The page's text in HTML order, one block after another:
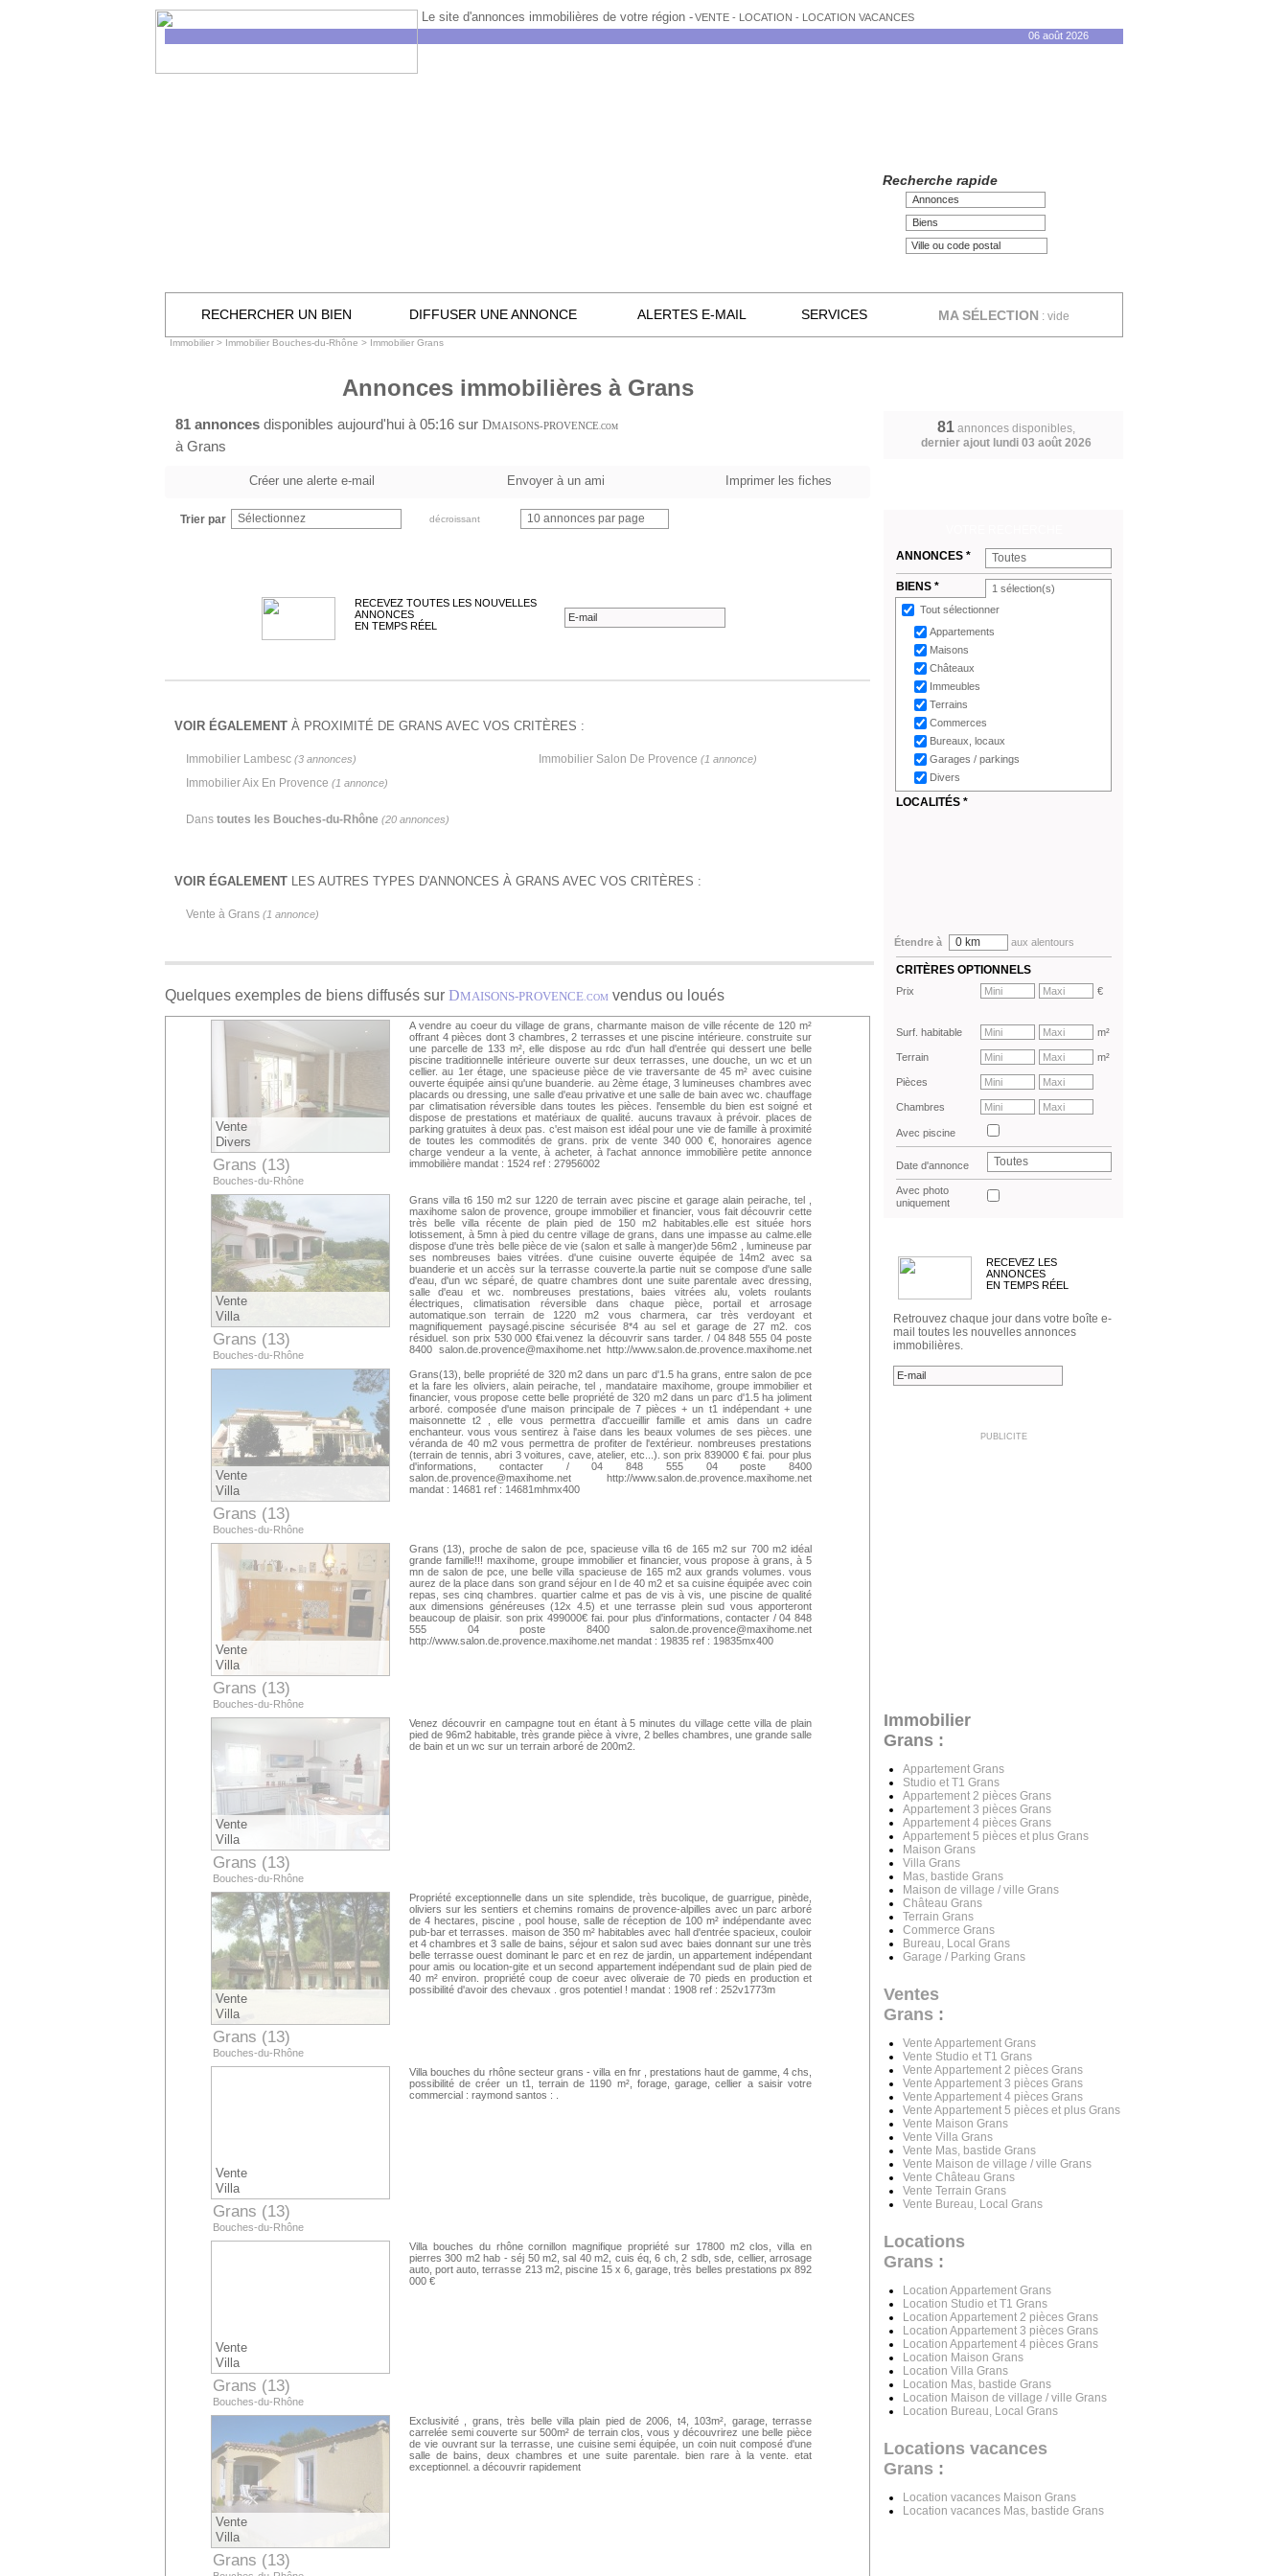
Le site d'annonces immobilières de votre région -VENTE - LOCATION - LOCATION VACANCES
06 août 2026
Recherche rapide
Annonces
Biens
RECHERCHER UN BIEN DIFFUSER UNE ANNONCE ALERTES E-MAIL SERVICES MA SÉLECTION : vide
Immobilier > Immobilier Bouches-du-Rhône > Immobilier Grans
Annonces immobilières à Grans
81 annonces disponibles aujourd'hui à 05:16 sur DMAISONS-PROVENCE.COM
à Grans
81annonces disponibles,
dernier ajout lundi 03 août 2026
Créer une alerte e-mail Envoyer à un ami Imprimer les fiches
Trier par Sélectionnez décroissant 10 annonces par page
RECEVEZ TOUTES LES NOUVELLES
ANNONCES
EN TEMPS RÉEL
VOIR ÉGALEMENT À PROXIMITÉ DE GRANS AVEC VOS CRITÈRES :
Immobilier Lambesc (3 annonces)
Immobilier Aix En Provence (1 annonce)
Immobilier Salon De Provence (1 annonce)
Dans toutes les Bouches-du-Rhône (20 annonces)
VOIR ÉGALEMENT LES AUTRES TYPES D'ANNONCES À GRANS AVEC VOS CRITÈRES :
Vente à Grans (1 annonce)
Quelques exemples de biens diffusés sur DMAISONS-PROVENCE .COM vendus ou loués
Vente
Divers
Grans (13)
Bouches-du-Rhône
A vendre au coeur du village de grans, charmante maison de ville récente de 120 m²
offrant 4 pièces dont 3 chambres, 2 terrasses et une piscine intérieure. construite sur
une parcelle de 133 m², elle dispose au rdc d'un hall d'entrée qui dessert une belle
piscine traditionnelle intérieure ouverte sur deux terrasses, une douche, un wc et un
cellier. au 1er étage, une spacieuse pièce de vie traversante de 45 m² avec cuisine
ouverte équipée ainsi qu'une buanderie. au 2ème étage, 3 lumineuses chambres avec
placards ou dressing, une salle d'eau privative et une salle de bain avec wc. chauffage
par climatisation réversible dans toutes les pièces. l'ensemble du bien est soigné et
dispose de prestations et matériaux de qualité. aucuns travaux à prévoir. places de
parking gratuites à deux pas. c'est maison est idéal pour une vie de famille à proximité
de toutes les commodités de grans. prix de vente 340 000 €, honoraires agence
charge vendeur a la vente, à acheter, à l'achat annonce immobilière petite annonce
immobilière mandat : 1524 ref : 27956002
Vente
Villa
Grans (13)
Bouches-du-Rhône
Grans villa t6 150 m2 sur 1220 de terrain avec piscine et garage alain peirache, tel ,
maxihome salon de provence, groupe immobilier et financier, vous fait découvrir cette
très belle villa récente de plain pied de 150 m2 habitables.elle est située hors
lotissement, à 5mn à pied du centre village de grans, dans une impasse au calme.elle
dispose d'une très belle pièce de vie (salon et salle à manger)de 56m2 , lumineuse par
ses nombreuses baies vitrées. d'une cuisine ouverte équipée de 14m2 avec sa
buanderie et un accès sur la terrasse couverte.la partie nuit se compose d'une salle
d'eau, d'un wc séparé, de quatre chambres dont une suite parentale avec dressing,
salle d'eau et wc. nombreuses prestations, baies vitrées alu, volets roulants
électriques, climatisation réversible dans chaque pièce, portail et arrosage
automatique.son terrain de 1220 m2 vous charmera, car très verdoyant et
magnifiquement paysagé.piscine sécurisée 8*4 au sel et garage de 27 m2. cos
résiduel. son prix 530 000 €fai.venez la découvrir sans tarder. / 04 848 555 04 poste
8400 salon.de.provence@maxihome.nethttp://www.salon.de.provence.maxihome.net
Vente
Villa
Grans (13)
Bouches-du-Rhône
Grans(13), belle propriété de 320 m2 dans un parc d'1.5 ha grans, entre salon de pce
et la fare les oliviers, alain peirache, tel , mandataire maxihome, groupe immobilier et
financier, vous propose cette belle propriété de 320 m2 dans un parc d'1.5 ha joliment
arboré. composée d'une maison principale de 7 pièces + un t1 indépendant + une
maisonnette t2 , elle vous permettra d'accueillir famille et amis dans un cadre
enchanteur. vous vous sentirez à l'aise dans les beaux volumes de ses pièces. une
véranda de 40 m2 vous permettra de profiter de l'extérieur. nombreuses prestations
(terrain de tennis, abri 3 voitures, cave, atelier, etc...). son prix 839000 € fai. pour plus
d'informations, contacter / 04 848 555 04 poste 8400
salon.de.provence@maxihome.net http://www.salon.de.provence.maxihome.net
mandat : 14681 ref : 14681mhmx400
Vente
Villa
Grans (13)
Bouches-du-Rhône
Grans (13), proche de salon de pce, spacieuse villa t6 de 165 m2 sur 700 m2 idéal
grande famille!!! maxihome, groupe immobilier et financier, vous propose à grans, à 5
mn de salon de pce, une belle villa spacieuse de 165 m2 aux grands volumes. vous
aurez de la place dans son grand séjour en l de 40 m2 et sa cuisine équipée avec coin
repas, ses cinq chambres. quartier calme et pas de vis à vis, une piscine de qualité
aux dimensions généreuses (12x 4.5) et une terrasse plein sud vous apporteront
beaucoup de plaisir. son prix 499000€ fai. pour plus d'informations, contacter / 04 848
555 04 poste 8400 salon.de.provence@maxihome.net
http://www.salon.de.provence.maxihome.net mandat : 19835 ref : 19835mx400
Vente
Villa
Grans (13)
Bouches-du-Rhône
Venez découvrir en campagne tout en étant à 5 minutes du village cette villa de plain
pied de 96m2 habitable, très grande pièce à vivre, 2 belles chambres, une grande salle
de bain et un wc sur un terrain arboré de 200m2.
Vente
Villa
Grans (13)
Bouches-du-Rhône
Propriété exceptionnelle dans un site splendide, très bucolique, de guarrigue, pinède,
oliviers sur les sentiers et chemins romains de provence-alpilles avec un parc arboré
de 4 hectares, piscine , pool house, salle de réception de 100 m² indépendante avec
pub-bar et terrasses. maison de 350 m² habitables avec hall d'entrée spacieux, couloir
et 4 chambres et 3 salle de bains, séjour et salon sud avec baies donnant sur une très
belle terrasse ouest dominant le parc et en rez de jardin, un appartement indépendant
pour amis ou location-gite et un second appartement indépendant sud de plain pied de
40 m² environ. propriété coup de coeur avec oliveraie de 70 pieds en production et
possibilité d'avoir des chevaux . gros potentiel ! mandat : 1908 ref : 252v1773m
Vente
Villa
Grans (13)
Bouches-du-Rhône
Villa bouches du rhône secteur grans - villa en fnr , prestations haut de gamme, 4 chs,
possibilité de créer un t1, terrain de 1190 m², forage, garage, cellier a saisir votre
commercial : raymond santos : .
Vente
Villa
Grans (13)
Bouches-du-Rhône
Villa bouches du rhône cornillon magnifique propriété sur 17800 m2 clos, villa en
pierres 300 m2 hab - séj 50 m2, sal 40 m2, cuis éq, 6 ch, 2 sdb, sde, cellier, arrosage
auto, port auto, terrasse 213 m2, piscine 15 x 6, garage, très belles prestations px 892
000 €
Vente
Villa
Grans (13)
Exclusivité , grans, très belle villa plain pied de 2006, t4, 103m², garage, terrasse
carrelée semi couverte sur 500m² de terrain clos, vous y découvrirez une belle pièce
de vie ouvrant sur la terrasse, une cuisine semi équipée, un coin nuit composé d'une
salle de bains, deux chambres et une suite parentale. bien rare à la vente. etat
exceptionnel. a découvrir rapidement
ANNONCES *
Toutes
BIENS * 1 sélection(s)
Tout sélectionner
Appartements
Maisons
Châteaux
Immeubles
Terrains
Commerces
Bureaux, locaux
Garages / parkings
Divers
LOCALITÉS *
Étendre à 0 km aux alentours
CRITÈRES OPTIONNELS
Prix €
Surf. habitable m²
Terrain m²
Pièces
Chambres
Avec piscine
Date d'annonce Toutes
Avec photo
uniquement
RECEVEZ LES
ANNONCES
EN TEMPS RÉEL
Retrouvez chaque jour dans votre boîte e-
mail toutes les nouvelles annonces
immobilières.
PUBLICITE
Immobilier
Grans :
Appartement Grans
Studio et T1 Grans
Appartement 2 pièces Grans
Appartement 3 pièces Grans
Appartement 4 pièces Grans
Appartement 5 pièces et plus Grans
Maison Grans
Villa Grans
Mas, bastide Grans
Maison de village / ville Grans
Château Grans
Terrain Grans
Commerce Grans
Bureau, Local Grans
Garage / Parking Grans
Ventes
Grans :
Vente Appartement Grans
Vente Studio et T1 Grans
Vente Appartement 2 pièces Grans
Vente Appartement 3 pièces Grans
Vente Appartement 4 pièces Grans
Vente Appartement 5 pièces et plus Grans
Vente Maison Grans
Vente Villa Grans
Vente Mas, bastide Grans
Vente Maison de village / ville Grans
Vente Château Grans
Vente Terrain Grans
Vente Bureau, Local Grans
Locations
Grans :
Location Appartement Grans
Location Studio et T1 Grans
Location Appartement 2 pièces Grans
Location Appartement 3 pièces Grans
Location Appartement 4 pièces Grans
Location Maison Grans
Location Villa Grans
Location Mas, bastide Grans
Location Maison de village / ville Grans
Location Bureau, Local Grans
Locations vacances
Grans :
Location vacances Maison Grans
Location vacances Mas, bastide Grans